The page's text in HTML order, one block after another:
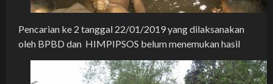
Pencarian ke 2 tanggal 22/01/2019 yang dilaksanakan
oleh BPBD dan HIMPIPSOS belum menemukan hasil